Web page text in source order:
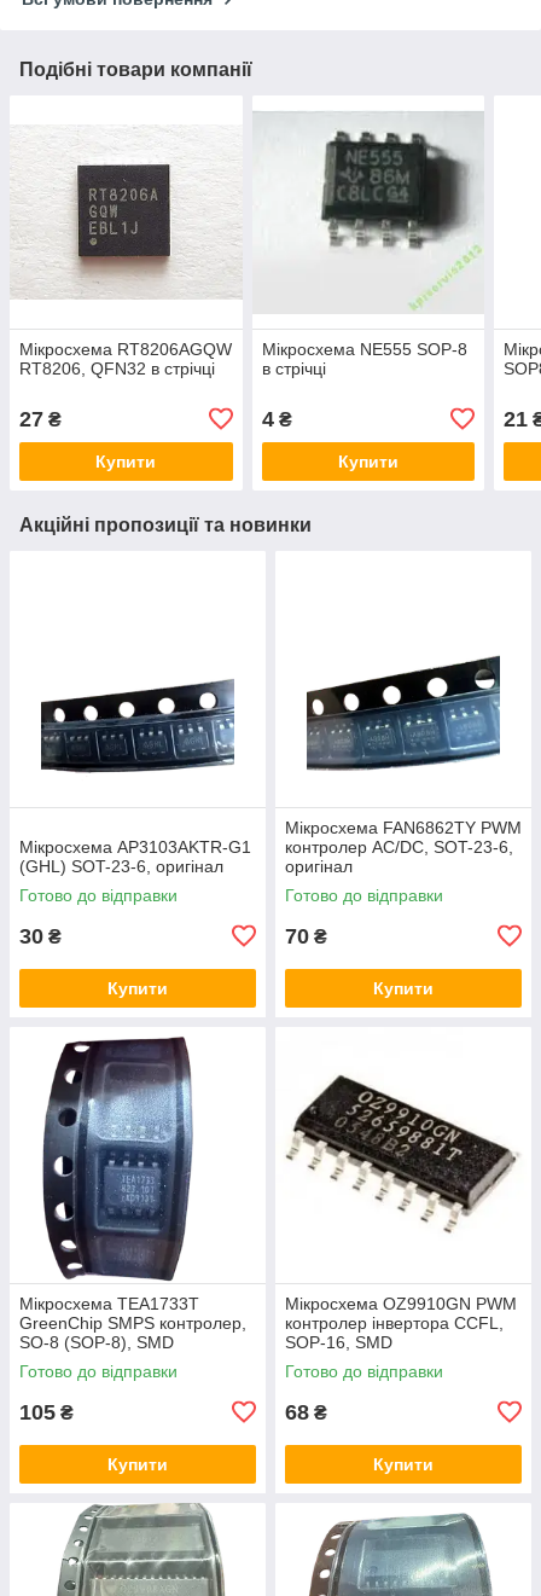
Подібні товари компанії
Мікросхема RT8206AGQW
RT8206, QFN32 в стрічці
27 ₴
Купити
Мікросхема NE555 SOP-8
в стрічці
4₴
Купити
21
Акційні пропозиції та новинки
Мікросхема AP3103AKTR-G1
(GHL) SOT-23-6, оригінал
Готово до відправки
30 ₴
Купити
Мікросхема FAN6862TY PWM
контролер AC/DC, SOT-23-6,
оригінал
Готово до відправки
70 ₴
Купити
Мікросхема TEA1733T
GreenChip SMPS контролер,
SO-8 (SOP-8), SMD
Готово до відправки
105 ₴
Купити
Мікросхема OZ9910GN PWM
контролер інвертора CCFL,
SOP-16, SMD
Готово до відправки
68 ₴
Купити